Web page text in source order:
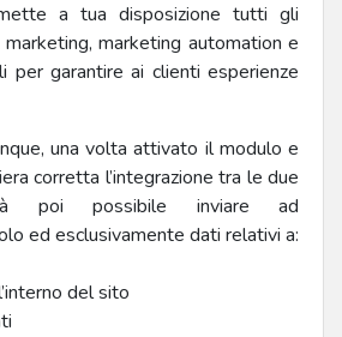
a tua disposizione tutti gli
marketing automation e
per garantire ai clienti esperienze
una volta attivato il modulo e
corretta l’integrazione tra le due
poi possibile inviare ad
ed esclusivamente dati relativi a:
del sito